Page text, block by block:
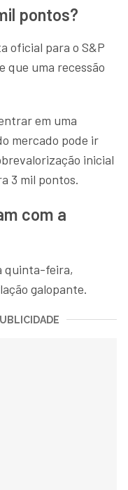
pontos?
oficial para o S&P
que uma recessão
em uma
mercado pode ir
inicial
3 mil pontos.
com a
quinta-feira,
galopante.